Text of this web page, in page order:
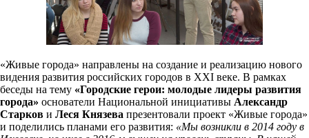
«Живые города» направлены на создание и реализацию нового
видения развития российских городов в XXI веке. В рамках
беседы на тему «Городские герои: молодые лидеры развития
города» основатели Национальной инициативы Александр
Старков и Леся Князева презентовали проект «Живые города»
и поделились планами его развития: «Мы возникли в 2014 году в